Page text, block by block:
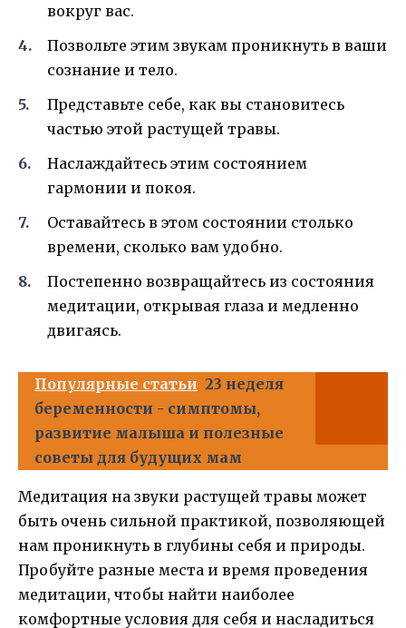
вокруг вас.
Позвольте этим звукам проникнуть в ваши
сознание и тело.
Представьте себе, как вы становитесь
частью этой растущей травы.
Наслаждайтесь этим состоянием
гармонии и покоя.
Оставайтесь в этом состоянии столько
времени, сколько вам удобно.
Постепенно возвращайтесь из состояния
медитации, открывая глаза и медленно
двигаясь.
Популярные статьи 23 неделя
беременности - симптомы,
развитие малыша и полезные
советы для будущих мам
Медитация на звуки растущей травы может
быть очень сильной практикой, позволяющей
нам проникнуть в глубины себя и природы.
Пробуйте разные места и время проведения
медитации, чтобы найти наиболее
комфортные условия для себя и насладиться